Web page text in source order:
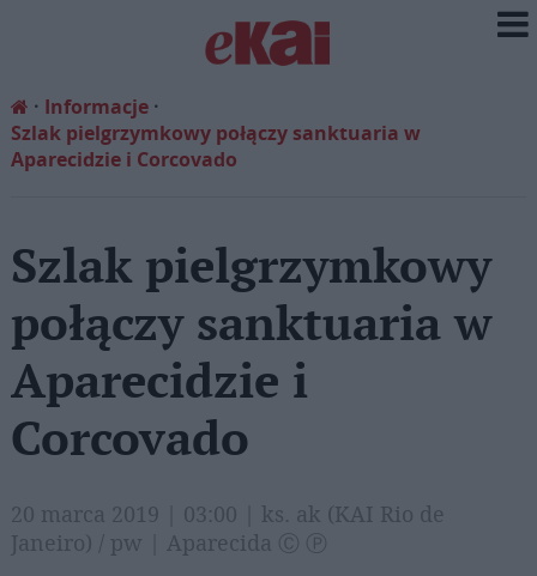
Informacje
Szlak pielgrzymkowy połączy sanktuaria w
Aparecidzie i Corcovado
Szlak pielgrzymkowy
połączy sanktuaria w
Aparecidzie i
Corcovado
20 marca 2019 | 03:00 | ks. ak (KAI Rio de
Janeiro) / pw | Aparecida Ⓒ Ⓟ